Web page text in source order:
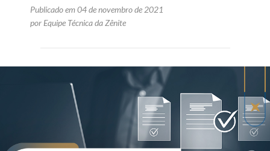
Publicado em 04 de novembro de 2021
por Equipe Técnica da Zênite